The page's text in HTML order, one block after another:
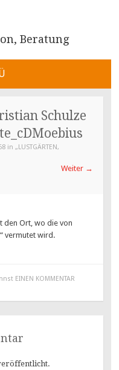
Beratung
Schulze
in„LUSTGÄRTEN,
Weiter →
den Ort, wo die von
vermutet wird.
EINEN KOMMENTAR